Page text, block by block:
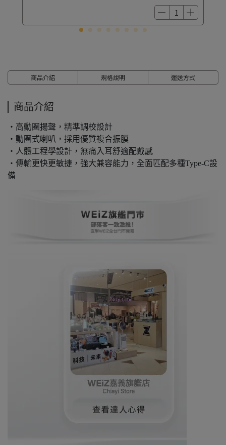
商品介紹 規格說明 運送方式
商品介紹
・高動圈揚聲，精準調校設計
・動圈式喇叭，採用優質複合振膜
・人體工程學設計，無痛入耳舒適配戴感
・傳輸更快更敏捷，強大兼容能力，全面匹配多種Type-C設
備